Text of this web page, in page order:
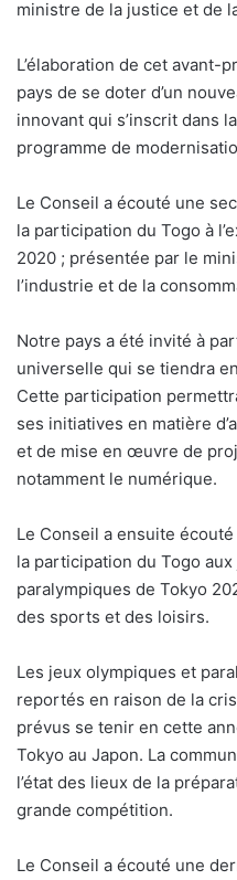
ministre de la justice et de
L’élaboration de cet avant-
pays de se doter d’un
innovant qui s’inscrit dans
programme de
Le Conseil a écouté une
la participation du Togo à
2020 ; présentée par le
l’industrie et de la
Notre pays a été invité à
universelle qui se tiendra
Cette participation
ses initiatives en matière
et de mise en œuvre de
notamment le numérique.
Le Conseil a ensuite
la participation du Togo
paralympiques de Tokyo
des sports et des loisirs.
Les jeux olympiques et
reportés en raison de la
prévus se tenir en cette
Tokyo au Japon. La
l’état des lieux de la
grande compétition.
Le Conseil a écouté une